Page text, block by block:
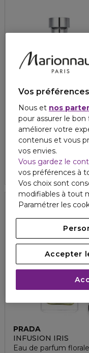
PRADA
L'HOMME PRADA
Eau de toilette
À partir de141,50 €
2
4.8 18
PRADA
INFUSION IRIS
Eau de parfum
Vos
Nous et nos
pour assurer le
améliorer votre
contenus et vous
vos envies.
Vous gardez le
vos préférences à
Vos choix sont
modifiables à tout
Paramétrer les
Accepter